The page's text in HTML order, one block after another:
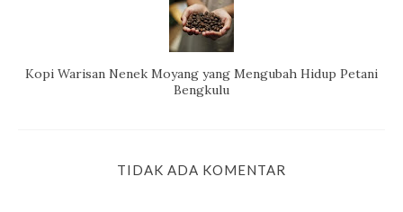
Kopi Warisan Nenek Moyang yang Mengubah Hidup Petani
Bengkulu
TIDAK ADA KOMENTAR